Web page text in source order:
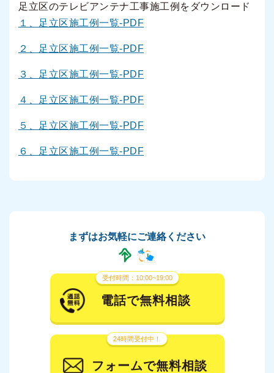
足立区のテレビアンテナ工事施工例をダウンロード
１、足立区施工例一覧-PDF
２、足立区施工例一覧-PDF
３、足立区施工例一覧-PDF
４、足立区施工例一覧-PDF
５、足立区施工例一覧-PDF
６、足立区施工例一覧-PDF
まずはお気軽にご連絡ください
受付時間：10:00~19:00
電話で無料相談
24時間受付中！
フォームで無料相談